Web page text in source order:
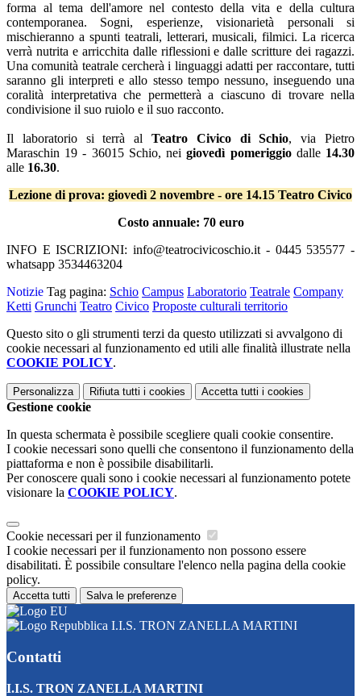
forma al tema dell'amore nel contesto della vita e della cultura
contemporanea. Sogni, esperienze, visionarietà personali si
mischieranno a spunti teatrali, letterari, musicali, filmici. La ricerca
verrà nutrita e arricchita dalle riflessioni e dalle scritture dei ragazzi.
Una comunità teatrale cercherà i linguaggi adatti per raccontare, tutti
saranno gli interpreti e allo stesso tempo nessuno, inseguendo una
coralità interpretativa che permetterà a ciascuno di trovare nella
condivisione il suo ruiolo e il suo racconto.
Il laboratorio si terrà al Teatro Civico di Schio, via Pietro
Maraschin 19 - 36015 Schio, neigiovedì pomeriggiodalle 14.30
alle 16.30.
Lezione di prova: giovedì 2 novembre - ore 14.15 Teatro Civico
Costo annuale: 70 euro
INFO E ISCRIZIONI: info@teatrocivicoschio.it - 0445 535577 -
whatsapp 3534463204
Notizie Tag pagina: Schio Campus Laboratorio Teatrale Company
Ketti Grunchi Teatro Civico Proposte culturali territorio
Questo sito o gli strumenti terzi da questo utilizzati si avvalgono di
cookie necessari al funzionamento ed utili alle finalità illustrate nella
COOKIE POLICY.
Personalizza Rifiuta tutti i cookies Accetta tutti i cookies
Gestione cookie
In questa schermata è possibile scegliere quali cookie consentire.
I cookie necessari sono quelli che consentono il funzionamento della
piattaforma e non è possibile disabilitarli.
Per conoscere quali sono i cookie necessari al funzionamento potete
visionare la COOKIE POLICY.
Cookie necessari per il funzionamento
I cookie necessari per il funzionamento non possono essere
disabilitati. È possibile consultare l'elenco nella pagina della cookie
policy.
Accetta tutti Salva le preferenze
I.I.S. TRON ZANELLA MARTINI
Contatti
I.I.S. TRON ZANELLA MARTINI